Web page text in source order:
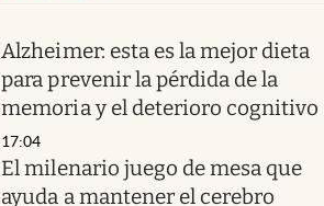
Alzheimer: esta es la mejor dieta
para prevenir la pérdida de la
memoria y el deterioro cognitivo
17:04
El milenario juego de mesa que
ayuda a mantener el cerebro